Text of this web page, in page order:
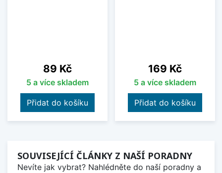
Cena
89 Kč
5 a více skladem
Přidat do košíku
Cena
169 Kč
5 a více skladem
Přidat do košíku
SOUVISEJÍCÍ ČLÁNKY Z NAŠÍ PORADNY
Nevíte jak vybrat? Nahlédněte do naší poradny a